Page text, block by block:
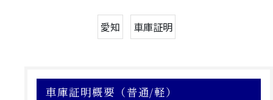
愛知 車庫証明
車庫証明概要（普通/軽）